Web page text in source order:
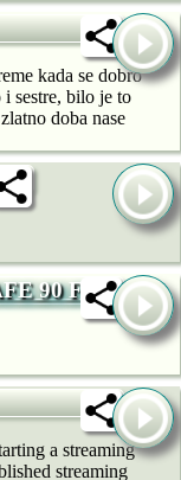
kada se dobro
sestre, bilo je to
doba nase
90 FM
a streaming
streaming